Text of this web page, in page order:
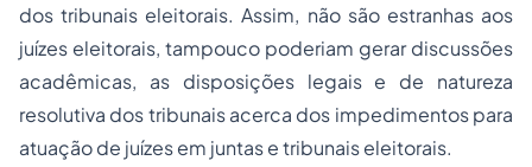
dos tribunais eleitorais. Assim, não são estranhas aos
juízes eleitorais, tampouco poderiam gerar discussões
acadêmicas, as disposições legais e de natureza
resolutiva dos tribunais acerca dos impedimentos para
atuação de juízes em juntas e tribunais eleitorais.